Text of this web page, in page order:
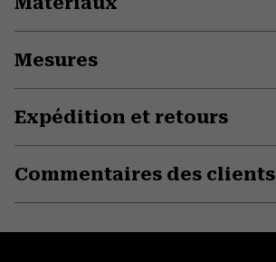
Mesures
Expédition et retours
Commentaires des clients